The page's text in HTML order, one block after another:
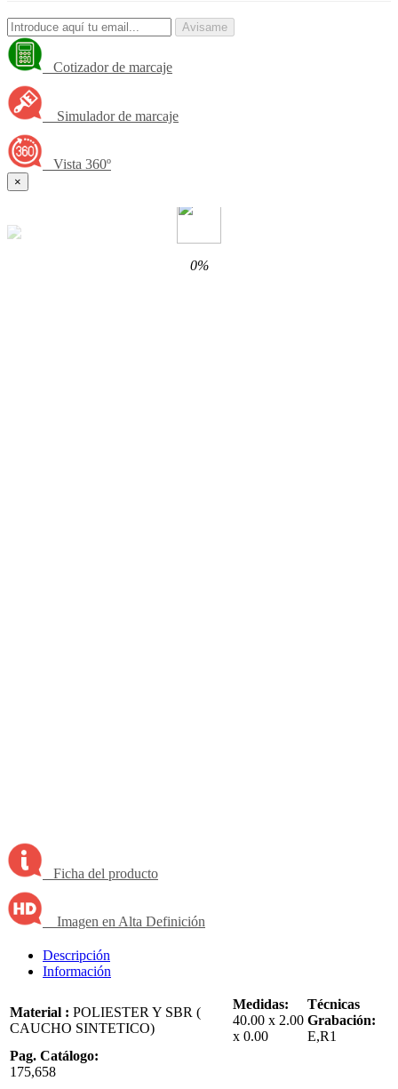
Avisame
Cotizador de marcaje
Simulador de marcaje
Vista 360º
×
Ficha del producto
Imagen en Alta Definición
Descripción
Información
Material : POLIESTER Y SBR (
CAUCHO SINTETICO)
Medidas:
40.00 x 2.00
x 0.00
Técnicas
Grabación:
E,R1
Pag. Catálogo:
175,658